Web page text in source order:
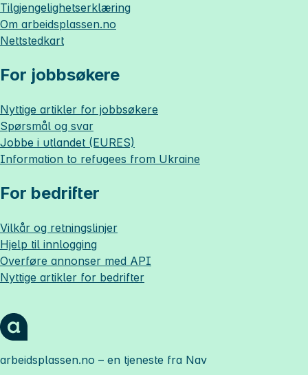
Tilgjengelighetserklæring
Om arbeidsplassen.no
Nettstedkart
For jobbsøkere
Nyttige artikler for jobbsøkere
Spørsmål og svar
Jobbe i utlandet (EURES)
Information to refugees from Ukraine
For bedrifter
Vilkår og retningslinjer
Hjelp til innlogging
Overføre annonser med API
Nyttige artikler for bedrifter
arbeidsplassen.no – en tjeneste fra Nav